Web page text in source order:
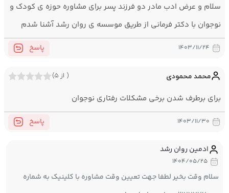
سلام و عرض ادب مادر دو فرزند پسر برای مشاوره حوزه ی کودک و
نوجوان با دکتر فرمانی از طریق موسسه ی روان رشد آشنا شدم
۱۴۰۳/۱۱/۲۴ پاسخ
محمد محمودی ( از ۵)
برای برطرف شدن برخی مشکلات رفتاری نوجوان
۱۴۰۳/۱۱/۳۰ پاسخ
ادمین روان رشد
۱۴۰۴/۰۵/۲۵
سلام وقت بخیر لطفا جهت تعیین وقت مشاوره با کلینیک به شماره